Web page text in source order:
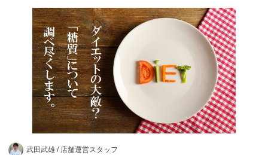
武田武雄 / 店舗運営スタッフ